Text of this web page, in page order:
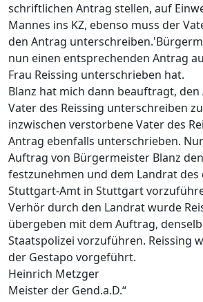
schriftlichen Antrag stellen, auf
Mannes ins KZ, ebenso muss der
den Antrag
nun einen entsprechenden Antrag
Frau Reissing unterschrieben hat.
Blanz hat mich dann beauftragt,
Vater des Reissing unterschreiben
inzwischen verstorbene Vater des
Antrag ebenfalls unterschrieben.
Auftrag von Bürgermeister Blanz
festzunehmen und dem Landrat des
Stuttgart-Amt in Stuttgart
Verhör durch den Landrat wurde
übergeben mit dem Auftrag,
Staatspolizei vorzuführen. Reissing
der Gestapo vorgeführt.
Heinrich Metzger
Meister der Gend.a.D.“